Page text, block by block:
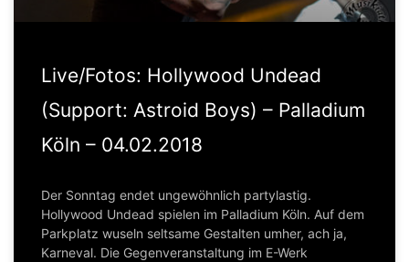
Live/Fotos: Hollywood Undead
(Support: Astroid Boys) – Palladium
Köln – 04.02.2018
Der Sonntag endet ungewöhnlich partylastig.
Hollywood Undead spielen im Palladium Köln. Auf dem
Parkplatz wuseln seltsame Gestalten umher, ach ja,
Karneval. Die Gegenveranstaltung im E-Werk